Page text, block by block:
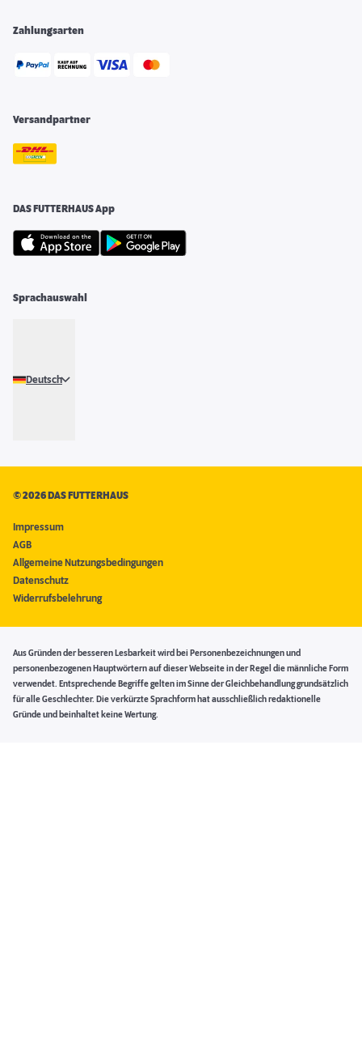
Zahlungsarten
Versandpartner
DAS FUTTERHAUS App
Sprachauswahl
Deutsch
©2026 DAS FUTTERHAUS
Impressum
AGB
Allgemeine Nutzungsbedingungen
Datenschutz
Widerrufsbelehrung
Aus Gründen der besseren Lesbarkeit wird bei Personenbezeichnungen und
personenbezogenen Hauptwörtern auf dieser Webseite in der Regel die männliche Form
verwendet. Entsprechende Begriffe gelten im Sinne der Gleichbehandlung grundsätzlich
für alle Geschlechter. Die verkürzte Sprachform hat ausschließlich redaktionelle
Gründe und beinhaltet keine Wertung.